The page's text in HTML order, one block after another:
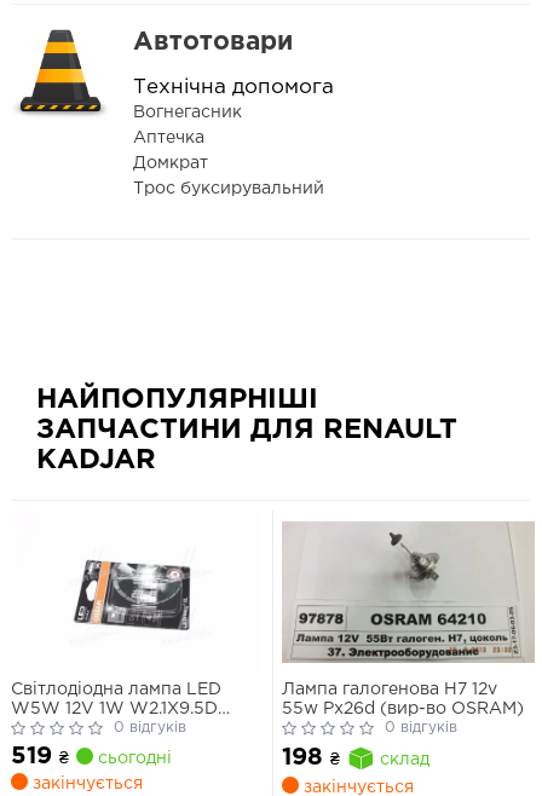
Автотовари
Технічна допомога
Вогнегасник
Аптечка
Домкрат
Трос буксирувальний
НАЙПОПУЛЯРНІШІ
ЗАПЧАСТИНИ ДЛЯ RENAULT
KADJAR
Світлодіодна лампа LED
W5W 12V 1W W2.1X9.5D
LEDriving SL (blister 2шт)
(вир-во OSRAM)
0 відгуків
519 ₴
сьогодні
закінчується
Лампа галогенова H7 12v
55w Px26d (вир-во OSRAM)
0 відгуків
198 ₴
склад
закінчується